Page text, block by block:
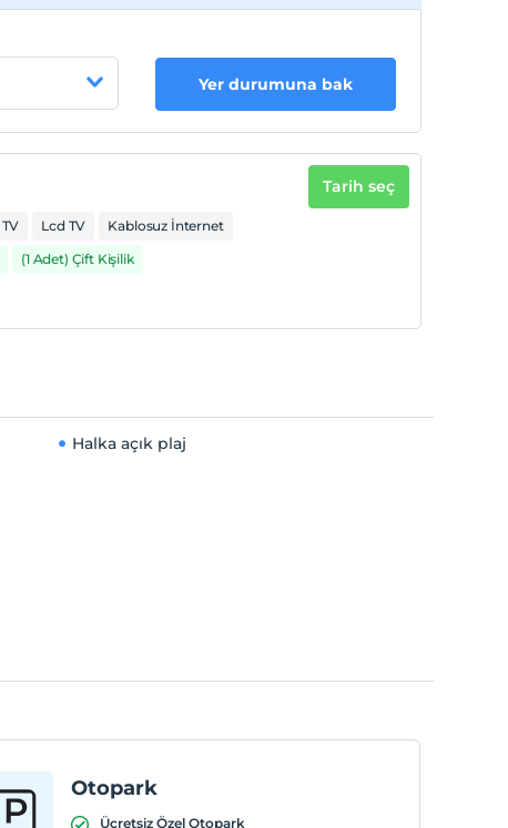
Yer durumuna bak
TV Lcd TV Kablosuz İnternet
(1 Adet) Çift Kişilik
Tarih seç
Halka açık plaj
Otopark
Ücretsiz Özel Otopark